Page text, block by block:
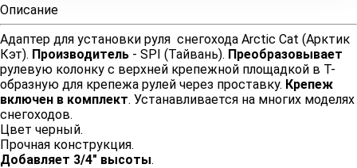
Описание
Адаптер для установки руля снегохода Arctic Cat (Арктик
Кэт). Производитель - SPI (Тайвань). Преобразовывает
рулевую колонку с верхней крепежной площадкой в Т-
образную для крепежа рулей через проставку. Крепеж
включен в комплект. Устанавливается на многих моделях
снегоходов.
Цвет черный.
Прочная конструкция.
Добавляет 3/4" высоты.